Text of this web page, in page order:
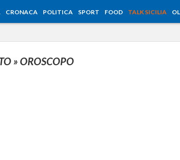
CRONACA POLITICA SPORT FOOD TALK SICILIA
» OROSCOPO